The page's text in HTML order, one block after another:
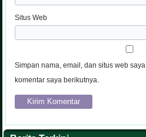
Situs Web
Simpan nama, email, dan situs web
komentar saya berikutnya.